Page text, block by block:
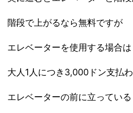
階段で上がるなら無料ですが
エレベーターを使用する場合は
大人1人につき3,000ドン支払
エレベーターの前に立っている